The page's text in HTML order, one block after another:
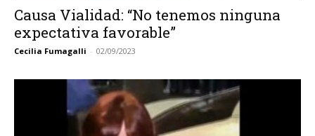
Causa Vialidad: “No tenemos ninguna
expectativa favorable”
Cecilia Fumagalli - 02/09/2023